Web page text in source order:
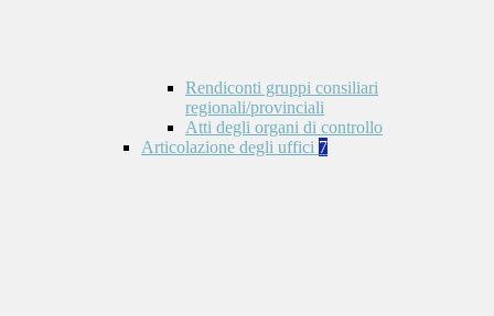
Rendiconti gruppi consiliari
regionali/provinciali
Atti degli organi di controllo
Articolazione degli uffici 7